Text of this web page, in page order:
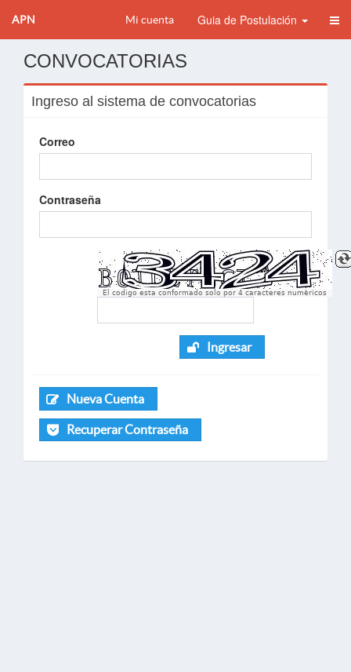
APN Mi cuenta Guia de Postulación
CONVOCATORIAS
Ingreso al sistema de convocatorias
Correo
Contraseña
El codigo esta conformado solo por 4 caracteres numèricos
Ingresar
Nueva Cuenta
Recuperar Contraseña